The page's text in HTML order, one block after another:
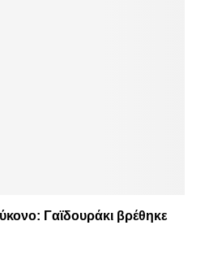
Γαϊδουράκι βρέθηκε